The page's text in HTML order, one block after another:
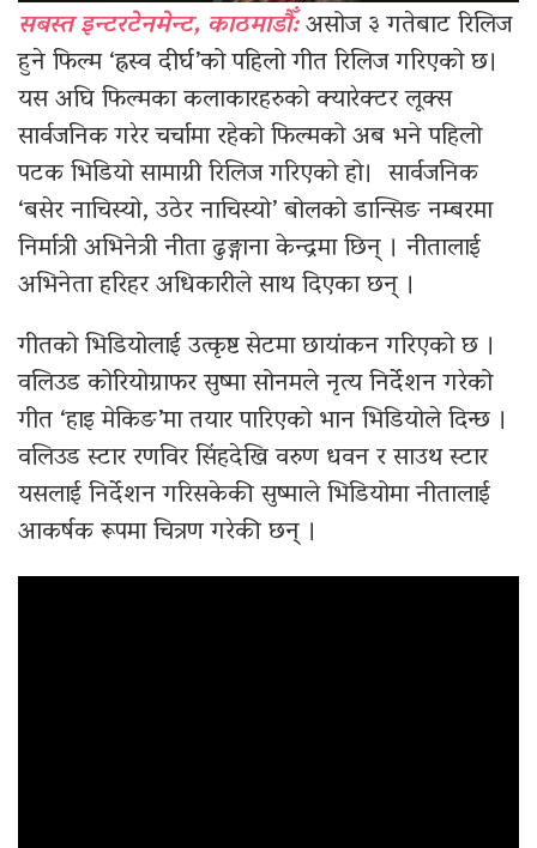
सबस्त इन्टरटेनमेन्ट, काठमाडौँ:असोज ३ गतेबाट रिलिज
हुने फिल्म ‘ह्रस्व दीर्घ’को पहिलो गीत रिलिज गरिएको छ।
यस अघि फिल्मका कलाकारहरुको क्यारेक्टर लूक्स
सार्वजनिक गरेर चर्चामा रहेको फिल्मको अब भने पहिलो
पटक भिडियो सामाग्री रिलिज गरिएको हो। सार्वजनिक
‘बसेर नाचिस्यो, उठेर नाचिस्यो’ बोलको डान्सिङ नम्बरमा
निर्मात्री अभिनेत्री नीता ढुङ्गाना केन्द्रमा छिन् । नीतालाई
अभिनेता हरिहर अधिकारीले साथ दिएका छन् ।
गीतको भिडियोलाई उत्कृष्ट सेटमा छायांकन गरिएको छ ।
वलिउड कोरियोग्राफर सुष्मा सोनमले नृत्य निर्देशन गरेको
गीत ‘हाइ मेकिङ’मा तयार पारिएको भान भिडियोले दिन्छ ।
वलिउड स्टार रणविर सिंहदेखि वरुण धवन र साउथ स्टार
यसलाई निर्देशन गरिसकेकी सुष्माले भिडियोमा नीतालाई
आकर्षक रूपमा चित्रण गरेकी छन् ।